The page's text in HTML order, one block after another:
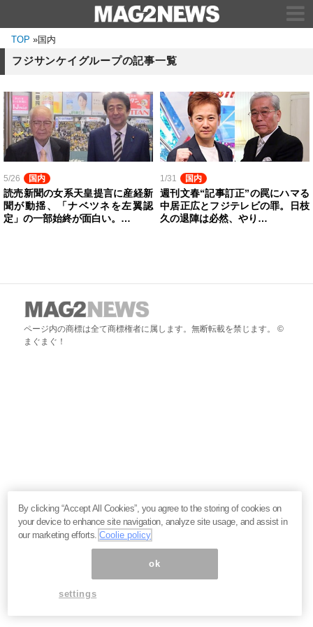
TOP »国内
フジサンケイグループの記事一覧
5/26 国内
読売新聞の女系天皇提言に産経新
聞が動揺、「ナベツネを左翼認
定」の一部始終が面白い。…
1/31 国内
週刊文春“記事訂正”の罠にハマる
中居正広とフジテレビの罪。日枝
久の退陣は必然、やり…
ページ内の商標は全て商標権者に属します。無断転載を禁じます。 ©
まぐまぐ！
By clicking “Accept All Cookies”, you agree to the storing of cookies on
your device to enhance site navigation, analyze site usage, and assist in
our marketing efforts.Coolie policy
ok
settings